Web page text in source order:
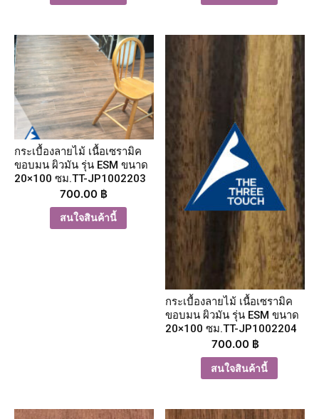
กระเบื้องลายไม้ เนื้อเซรามิค
ขอบมน ผิวมัน รุ่น ESM ขนาด
20×100 ซม.TT-JP1002203
700.00 ฿
สนใจสินค้านี้
กระเบื้องลายไม้ เนื้อเซรามิค
ขอบมน ผิวมัน รุ่น ESM ขนาด
20×100 ซม.TT-JP1002204
700.00 ฿
สนใจสินค้านี้